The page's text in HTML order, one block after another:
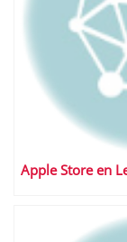
Apple Store en